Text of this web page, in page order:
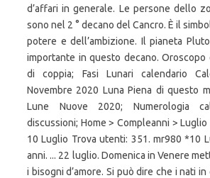
d’affari in generale. Le persone dello
sono nel 2 ° decano del Cancro. È il
potere e dell’ambizione. Il pianeta
importante in questo decano. Oroscopo
di coppia; Fasi Lunari calendario
Novembre 2020 Luna Piena di questo
Lune Nuove 2020; Numerologia
discussioni; Home > Compleanni >
10 Luglio Trova utenti: 351. mr980 *10
anni. ... 22 luglio. Domenica in Venere
i bisogni d’amore. Si può dire che i nati